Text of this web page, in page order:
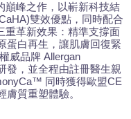
峰之作，以嶄新科技結
雙效優點，同時配合
重革新效果：精準支撐面
蛋白再生，讓肌膚回復緊
威品牌 Allergan
發，並全程由註冊醫生親
同時獲得歐盟CE
質重塑體驗。